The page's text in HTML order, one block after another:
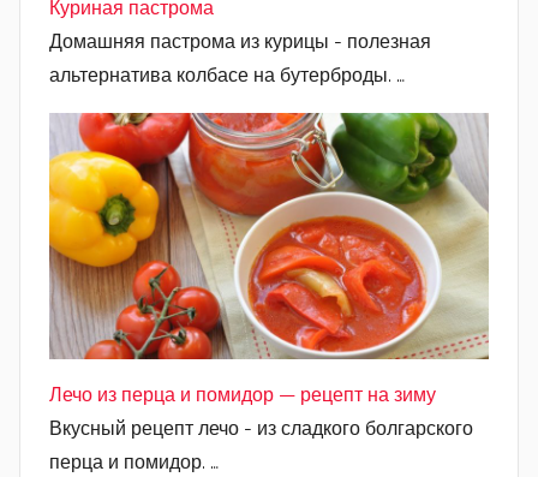
Куриная пастрома
Домашняя пастрома из курицы - полезная
альтернатива колбасе на бутерброды. …
Лечо из перца и помидор — рецепт на зиму
Вкусный рецепт лечо - из сладкого болгарского
перца и помидор. …